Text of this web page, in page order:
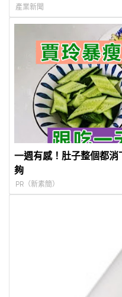
產業新聞
一週有感！肚子整個都
夠
PR（新素簡）